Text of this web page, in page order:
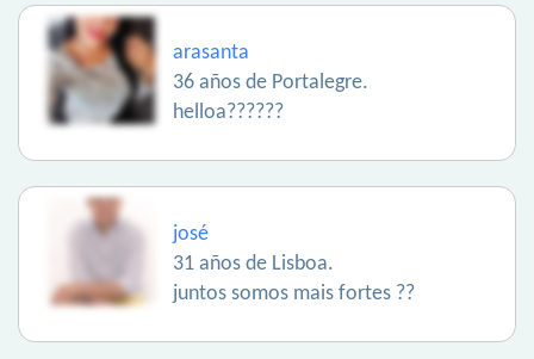
arasanta
36 años de Portalegre.
helloa??????
josé
31 años de Lisboa.
juntos somos mais fortes ??